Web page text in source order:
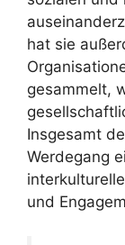
hat sie
gesammelt,
Insgesamt
Werdegang
und